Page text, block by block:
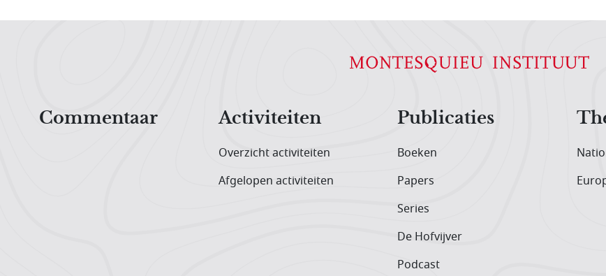
Commentaar
Activiteiten
Overzicht activiteiten
Afgelopen activiteiten
Publicaties
Boeken
Papers
Series
De Hofvijver
Podcast